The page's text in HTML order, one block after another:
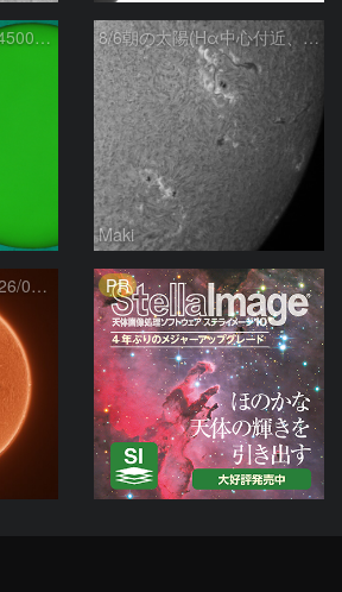
昨日の活動領域 4498,4500：2026/08/05 8/6朝の太陽(Hα中心付近、4498、4502付近)
Maki
太陽 Hα線全面像 2026/08/06 PR